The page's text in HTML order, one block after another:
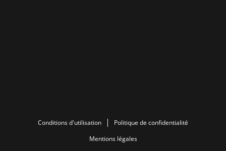
Conditions d'utilisation
Politique de confidentialité
Mentions légales